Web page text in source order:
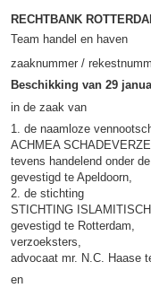
RECHTBANK
Team handel en haven
zaaknummer /
Beschikking van 29
in de zaak van
1. de naamloze
ACHMEA
tevens handelend onder
gevestigd te Apeldoorn,
2. de stichting
STICHTING
gevestigd te Rotterdam,
verzoeksters,
advocaat mr. N.C. Haase
en